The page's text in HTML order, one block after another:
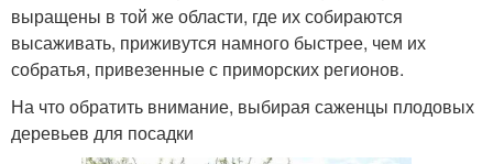
выращены в той же области, где их собираются
высаживать, приживутся намного быстрее, чем их
собратья, привезенные с приморских регионов.
На что обратить внимание, выбирая саженцы плодовых
деревьев для посадки